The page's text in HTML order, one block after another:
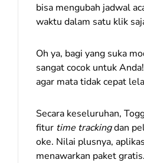
bisa mengubah jadwal
waktu dalam satu klik
Oh ya, bagi yang suka
sangat cocok untuk
agar mata tidak cepat
Secara keseluruhan,
fitur time trackingdan
oke. Nilai plusnya,
menawarkan paket gratis.